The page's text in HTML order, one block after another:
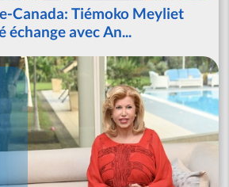
Canada: Tiémoko Meyliet
échange avec An...